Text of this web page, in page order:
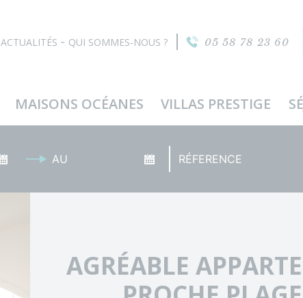
ACTUALITÉS QUI SOMMES-NOUS ? 05 58 78 23 60
MAISONS OCÉANES VILLAS PRESTIGE
Référence
AGRÉABLE